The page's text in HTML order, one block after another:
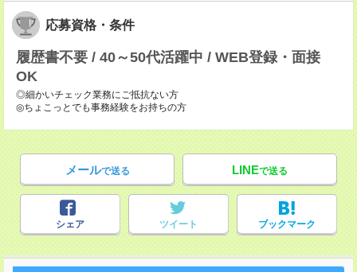
応募資格・条件
履歴書不要 / 40～50代活躍中 / WEB登録・面接
OK
◎細かいチェック業務にご抵抗ない方
◎ちょこっとでも事務経験をお持ちの方
メールで送る LINEで送る
シェア ツイート ブックマーク